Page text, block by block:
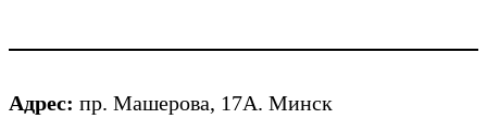
Адрес: пр. Машерова, 17А. Минск